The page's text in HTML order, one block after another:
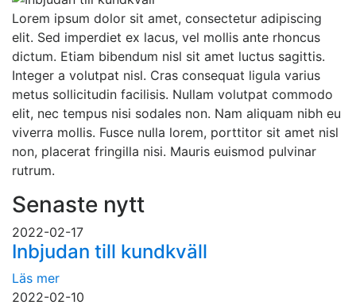
Lorem ipsum dolor sit amet, consectetur adipiscing
elit. Sed imperdiet ex lacus, vel mollis ante rhoncus
dictum. Etiam bibendum nisl sit amet luctus sagittis.
Integer a volutpat nisl. Cras consequat ligula varius
metus sollicitudin facilisis. Nullam volutpat commodo
elit, nec tempus nisi sodales non. Nam aliquam nibh eu
viverra mollis. Fusce nulla lorem, porttitor sit amet nisl
non, placerat fringilla nisi. Mauris euismod pulvinar
rutrum.
Senaste nytt
2022-02-17
Inbjudan till kundkväll
Läs mer
2022-02-10